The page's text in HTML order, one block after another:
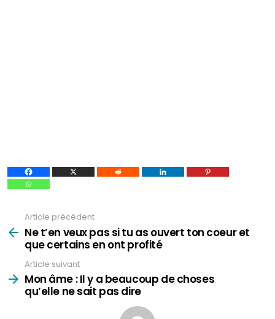
plus
Article précédent
Ne t’en veux pas si tu as ouvert ton coeur et
que certains en ont profité
Article suivant
Mon âme : Il y a beaucoup de choses
qu’elle ne sait pas dire